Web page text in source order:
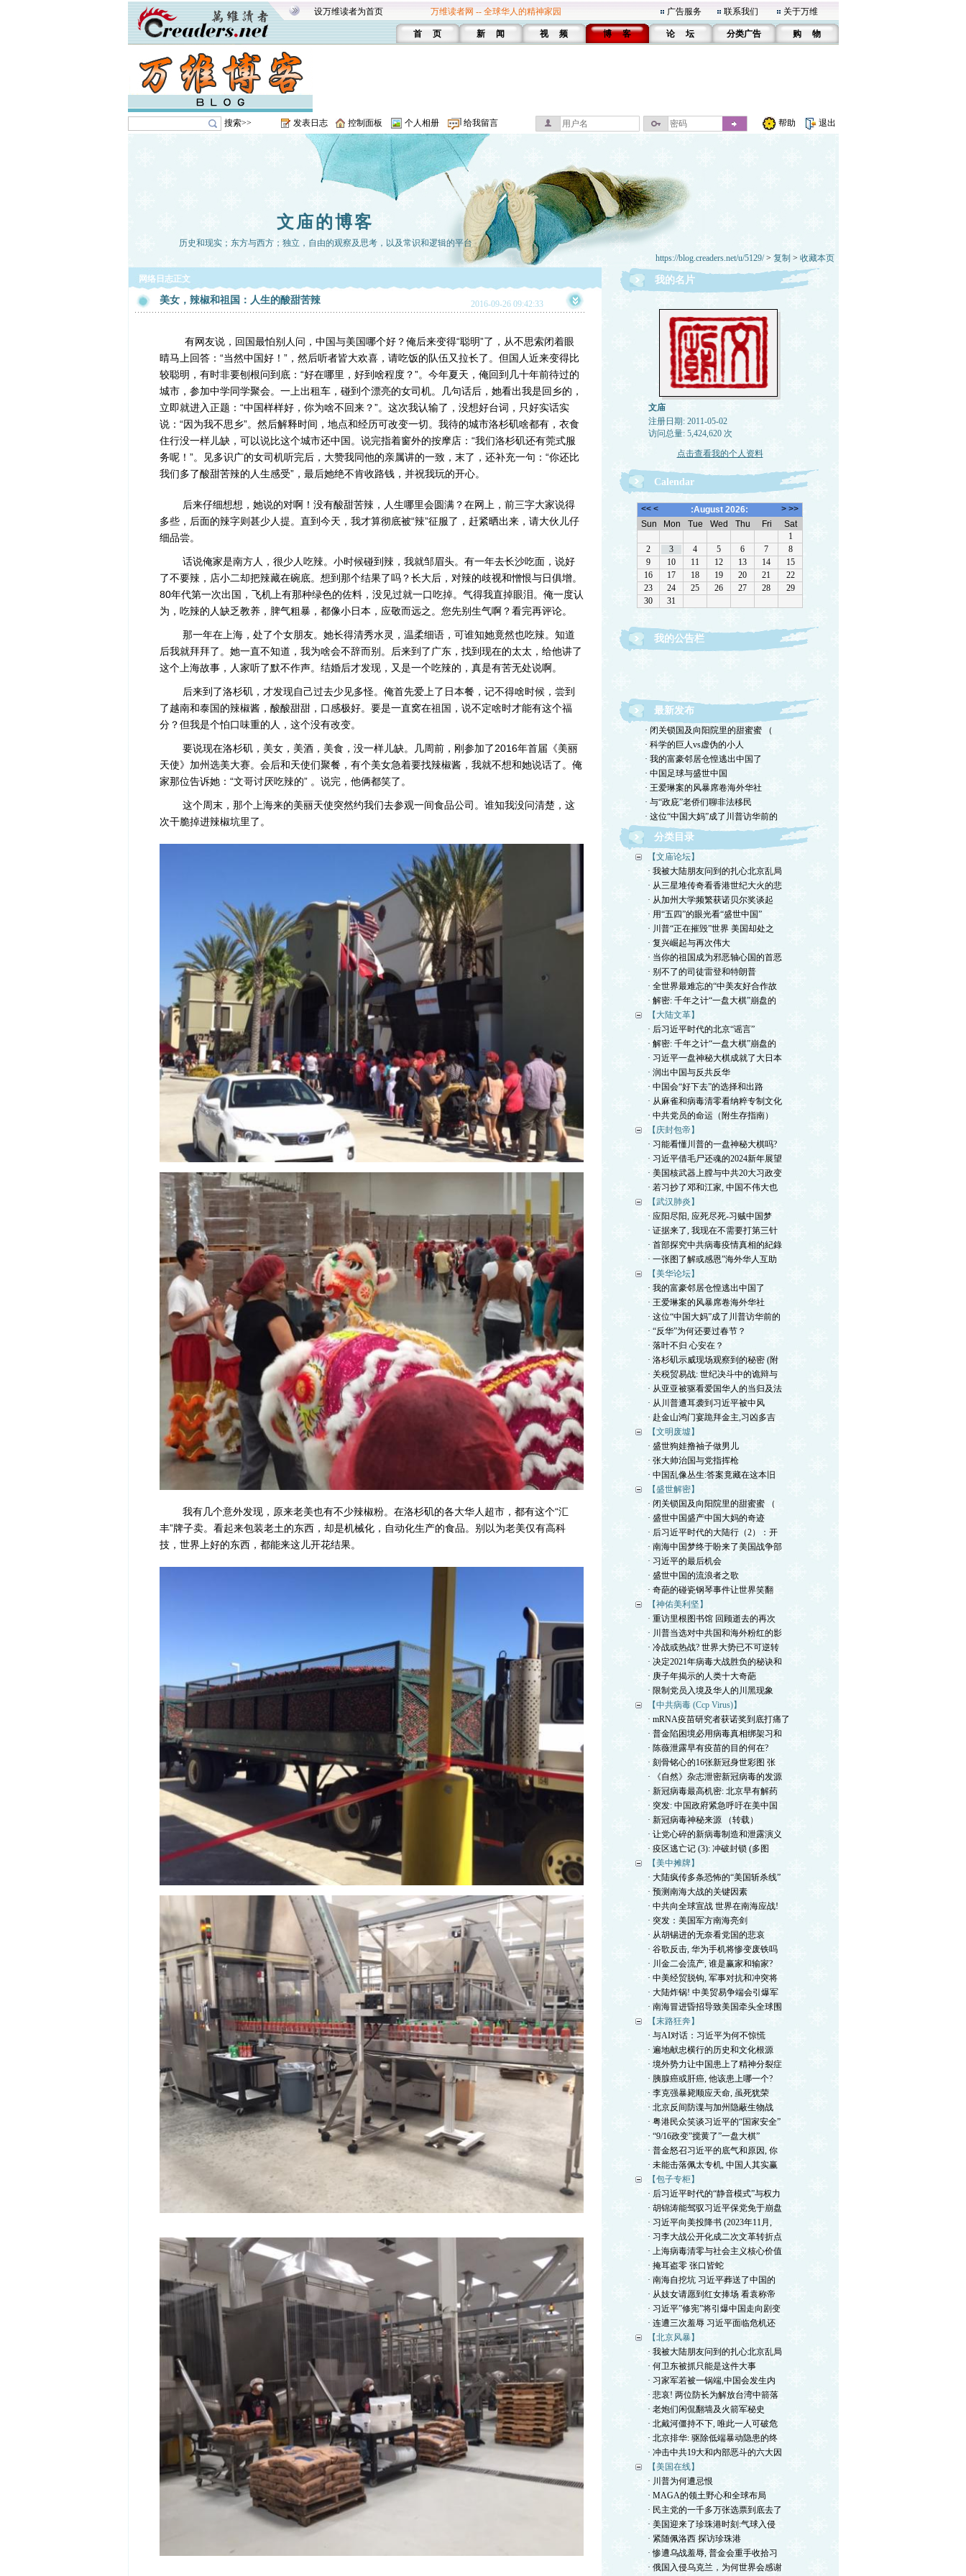
设万维读者为首页 万维读者网 -- 全球华人的精神家园 广告服务 联系我们 关于万维
首 页 新 闻 视 频 博 客 论 坛 分类广告 购 物
搜索>> 发表日志 控制面板 个人相册 给我留言 帮助 退出
文庙的博客
历史和现实；东方与西方；独立，自由的观察及思考，以及常识和逻辑的平台
https://blog.creaders.net/u/5129/> 复制 > 收藏本页
网络日志正文
美女，辣椒和祖国：人生的酸甜苦辣 2016-09-26 09:42:33
有网友说，回国最怕别人问，中国与美国哪个好？俺后来变得“聪明”了，从不思索闭着眼
晴马上回答：“当然中国好！”，然后听者皆大欢喜，请吃饭的队伍又拉长了。但国人近来变得比
较聪明，有时非要刨根问到底：“好在哪里，好到啥程度？”。今年夏天，俺回到几十年前待过的
城市，参加中学同学聚会。一上出租车，碰到个漂亮的女司机。几句话后，她看出我是回乡的，
立即就进入正题：“中国样样好，你为啥不回来？”。这次我认输了，没想好台词，只好实话实
说：“因为我不思乡”。然后解释时间，地点和经历可改变一切。我待的城市洛杉矶啥都有，衣食
住行没一样儿缺，可以说比这个城市还中国。说完指着窗外的按摩店：“我们洛杉矶还有莞式服
务呢！”。见多识广的女司机听完后，大赞我同他的亲属讲的一致，末了，还补充一句：“你还比
我们多了酸甜苦辣的人生感受”，最后她绝不肯收路钱，并祝我玩的开心。
后来仔细想想，她说的对啊！没有酸甜苦辣，人生哪里会圆满？在网上，前三字大家说得
多些，后面的辣字则甚少人提。直到今天，我才算彻底被“辣”征服了，赶紧晒出来，请大伙儿仔
细品尝。
话说俺家是南方人，很少人吃辣。小时候碰到辣，我就邹眉头。有一年去长沙吃面，说好
了不要辣，店小二却把辣藏在碗底。想到那个结果了吗？长大后，对辣的歧视和憎恨与日俱增。
80年代第一次出国，飞机上有那种绿色的佐料，没见过就一口吃掉。气得我直掉眼泪。俺一度认
为，吃辣的人缺乏教养，脾气粗暴，都像小日本，应敬而远之。您先别生气啊？看完再评论。
那一年在上海，处了个女朋友。她长得清秀水灵，温柔细语，可谁知她竟然也吃辣。知道
后我就拜拜了。她一直不知道，我为啥会不辞而别。后来到了广东，找到现在的太太，给他讲了
这个上海故事，人家听了默不作声。结婚后才发现，又是一个吃辣的，真是有苦无处说啊。
后来到了洛杉矶，才发现自己过去少见多怪。俺首先爱上了日本餐，记不得啥时候，尝到
了越南和泰国的辣椒酱，酸酸甜甜，口感极好。要是一直窝在祖国，说不定啥时才能有这个福
分？但我是个怕口味重的人，这个没有改变。
要说现在洛杉矶，美女，美酒，美食，没一样儿缺。几周前，刚参加了2016年首届《美丽
天使》加州选美大赛。会后和天使们聚餐，有个美女急着要找辣椒酱，我就不想和她说话了。俺
家那位告诉她：“文哥讨厌吃辣的” 。说完，他俩都笑了。
这个周末，那个上海来的美丽天使突然约我们去参观一间食品公司。谁知我没问清楚，这
次干脆掉进辣椒坑里了。
我有几个意外发现，原来老美也有不少辣椒粉。在洛杉矶的各大华人超市，都有这个“汇
丰”牌子卖。看起来包装老土的东西，却是机械化，自动化生产的食品。别以为老美仅有高科
技，世界上好的东西，都能来这儿开花结果。
我的名片
文庙
注册日期: 2011-05-02
访问总量: 5,424,620 次
点击查看我的个人资料
Calendar
我的公告栏
最新发布
· 闭关锁国及向阳院里的甜蜜蜜 （
· 科学的巨人vs虚伪的小人
· 我的富豪邻居仓惶逃出中国了
· 中国足球与盛世中国
· 王爱琳案的风暴席卷海外华社
· 与“政庇”老侨们聊非法移民
· 这位“中国大妈”成了川普访华前的
分类目录
【文庙论坛】
· 我被大陆朋友问到的扎心北京乱局
· 从三星堆传奇看香港世纪大火的悲
· 从加州大学频繁获诺贝尔奖谈起
· 用“五四”的眼光看“盛世中国”
· 川普“正在摧毁”世界 美国却处之
· 复兴崛起与再次伟大
· 当你的祖国成为邪恶轴心国的首恶
· 别不了的司徒雷登和特朗普
· 全世界最难忘的“中美友好合作故
· 解密: 千年之计“一盘大棋”崩盘的
【大陆文革】
· 后习近平时代的北京“谣言”
· 解密: 千年之计“一盘大棋”崩盘的
· 习近平一盘神秘大棋成就了大日本
· 润出中国与反共反华
· 中国会“好下去”的选择和出路
· 从麻雀和病毒清零看纳粹专制文化
· 中共党员的命运（附生存指南）
【庆封包帝】
· 习能看懂川普的一盘神秘大棋吗?
· 习近平借毛尸还魂的2024新年展望
· 美国核武器上膛与中共20大习政变
· 若习抄了邓和江家, 中国不伟大也
【武汉肺炎】
· 应阳尽阳, 应死尽死-习贼中国梦
· 证据来了, 我现在不需要打第三针
· 首部探究中共病毒疫情真相的紀錄
· 一张图了解或感恩”海外华人互助
【美华论坛】
· 我的富豪邻居仓惶逃出中国了
· 王爱琳案的风暴席卷海外华社
· 这位“中国大妈”成了川普访华前的
· “反华”为何还要过春节？
· 落叶不归 心安在？
· 洛杉矶示威现场观察到的秘密 (附
· 关税贸易战: 世纪决斗中的诡辩与
· 从亚亚被驱看爱国华人的当归及法
· 从川普遭耳袭到习近平被中风
· 赴金山鸿门宴跪拜金主,习凶多吉
【文明废墟】
· 盛世狗娃撸袖子做男儿
· 张大帅治国与党指挥枪
· 中国乱像丛生:答案竟藏在这本旧
【盛世解密】
· 闭关锁国及向阳院里的甜蜜蜜 （
· 盛世中国盛产中国大妈的奇迹
· 后习近平时代的大陆行（2）：开
· 南海中国梦终于盼来了美国战争部
· 习近平的最后机会
· 盛世中国的流浪者之歌
· 奇葩的碰瓷钢琴事件让世界笑翻
【神佑美利坚】
· 重访里根图书馆 回顾逝去的再次
· 川普当选对中共国和海外粉红的影
· 冷战或热战? 世界大势已不可逆转
· 决定2021年病毒大战胜负的秘诀和
· 庚子年揭示的人类十大奇葩
· 限制党员入境及华人的川黑现象
【中共病毒 (Ccp Virus)】
· mRNA疫苗研究者获诺奖到底打痛了
· 普金陷困境必用病毒真相绑架习和
· 陈薇泄露早有疫苗的目的何在?
· 刻骨铭心的16张新冠身世彩图 张
· 《自然》杂志泄密新冠病毒的发源
· 新冠病毒最高机密: 北京早有解药
· 突发: 中国政府紧急呼吁在美中国
· 新冠病毒神秘来源 （转载）
· 让党心碎的新病毒制造和泄露演义
· 疫区逃亡记 (3): 冲破封锁 (多图
【美中摊牌】
· 大陆疯传多条恐怖的“美国斩杀线”
· 预测南海大战的关键因素
· 中共向全球宣战 世界在南海应战!
· 突发：美国军方南海亮剑
· 从胡锡进的无奈看党国的悲哀
· 谷歌反击, 华为手机将惨变废铁吗
· 川金二会流产, 谁是赢家和输家?
· 中美经贸脱钩, 军事对抗和冲突将
· 大陆炸锅! 中美贸易争端会引爆军
· 南海冒进昏招导致美国牵头全球围
【末路狂奔】
· 与AI对话：习近平为何不惊慌
· 遍地献忠横行的历史和文化根源
· 境外势力让中国患上了精神分裂症
· 胰腺癌或肝癌, 他该患上哪一个?
· 李克强暴毙顺应天命, 虽死犹荣
· 北京反间防谍与加州隐蔽生物战
· 粤港民众笑谈习近平的“国家安全”
· “9/16政变”搅黄了”一盘大棋”
· 普金怒召习近平的底气和原因, 你
· 未能击落佩太专机, 中国人其实赢
【包子专柜】
· 后习近平时代的“静音模式”与权力
· 胡锦涛能驾驭习近平保党免于崩盘
· 习近平向美投降书 (2023年11月,
· 习李大战公开化成二次文革转折点
· 上海病毒清零与社会主义核心价值
· 掩耳盗零 张口皆蛇
· 南海自挖坑 习近平葬送了中国的
· 从妓女请愿到红女捧场 看袁称帝
· 习近平”修宪”将引爆中国走向剧变
· 连遭三次羞辱 习近平面临危机还
【北京风暴】
· 我被大陆朋友问到的扎心北京乱局
· 何卫东被抓只能是这件大事
· 习家军若被一锅端,中国会发生内
· 悲哀! 两位防长为解放台湾中箭落
· 老炮们闲侃翻墙及火箭军秘史
· 北戴河僵持不下, 唯此一人可破危
· 北京排华: 驱除低端暴动隐患的终
· 冲击中共19大和内部恶斗的六大因
【美国在线】
· 川普为何遭忌恨
· MAGA的领土野心和全球布局
· 民主党的一千多万张选票到底去了
· 美国迎来了珍珠港时刻:气球入侵
· 紧随佩洛西 探访珍珠港
· 惨遭乌战羞辱, 普金会重手收拾习
· 俄国入侵乌克兰，为何世界会感谢